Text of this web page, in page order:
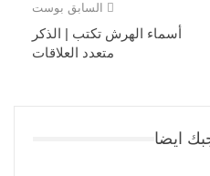
السابق بوست
أسماء الهرش تكتب | الذكر
متعدد العلاقات
ايضا